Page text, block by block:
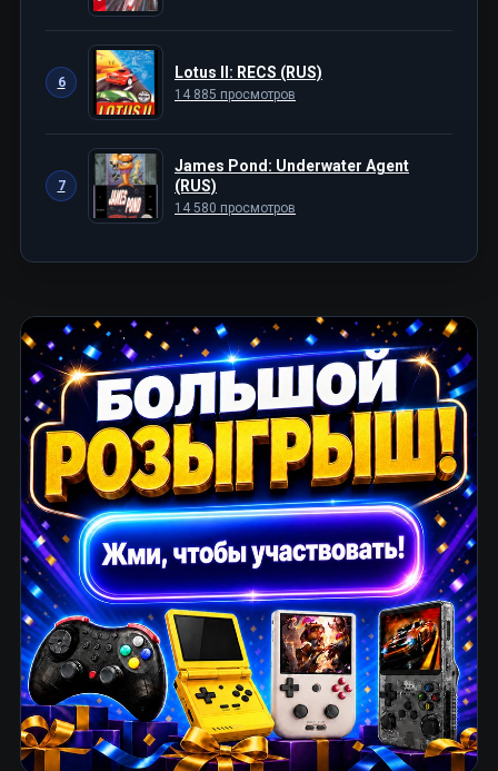
6
Lotus II: RECS (RUS)
14 885 просмотров
7
James Pond: Underwater Agent
(RUS)
14 580 просмотров